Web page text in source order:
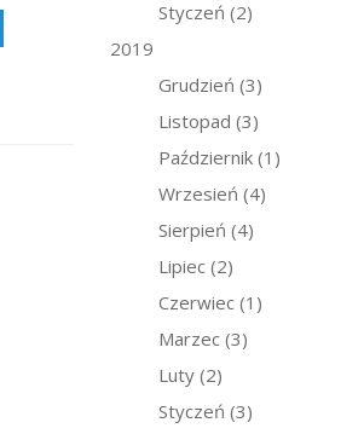
Styczeń (2)
2019
Grudzień (3)
Listopad (3)
Październik (1)
Wrzesień (4)
Sierpień (4)
Lipiec (2)
Czerwiec (1)
Marzec (3)
Luty (2)
Styczeń (3)